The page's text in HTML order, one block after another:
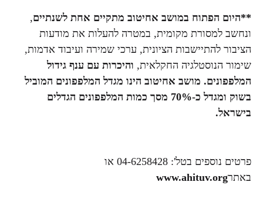
**היום הפתוח במושב אחיטוב מתקיים אחת לשנתיים,
ונחשב למסורת מקומית, במטרה להעלות את מודעות
הציבור להתיישבות הציונית, ערכי שמירה ועיבוד אדמות,
שימור הנוסטלגיה החקלאית, והיכרות עם ענף גידול
המלפפונים. מושב אחיטוב הינו מגדל המלפפונים המוביל
בשוק ומגדל כ-70% מסך כמות המלפפונים הגדלים
בישראל.
פרטים נוספים בטל': 04-6258428 או
באתרwww.ahituv.org